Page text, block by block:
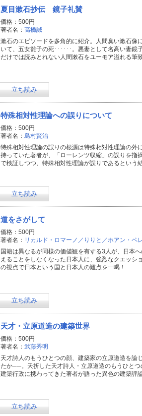
夏目漱石抄伝 鏡子礼賛
価格：500円
著者名： 高橋誠
漱石のエピソードを多角的に紹介。人間臭い漱石像
いて、五女雛子の死･･････。悪妻として名高い妻
だけでは読みとれない人間漱石をユーモア溢れる筆致
立ち読み
特殊相対性理論への誤りについて
価格：500円
著者名： 島村賢治
特殊相対性理論の誤りの根源は特殊相対性理論の
持っていた著者が、「ローレンツ収縮」の誤りを指
で検証しつつ、特殊相対性理論が誤りであるという
立ち読み
道をさがして
価格：500円
著者名： リカルド・ロマーノ／りりと／ホアン・ペ
国籍は異なるが同様の価値観を有する3人が、日本
えることをしなくなった日本人に、強烈なクエッ
の視点で日本という国と日本人の難点を一喝！
立ち読み
天才・立原道造の建築世界
価格：500円
著者名： 武藤秀明
天才詩人のもうひとつの顔、建築家の立原道造を論
たか──。夭折した天才詩人・立原道造のもうひと
建築行政に携わってきた著者が語った異色の建築評論
立ち読み